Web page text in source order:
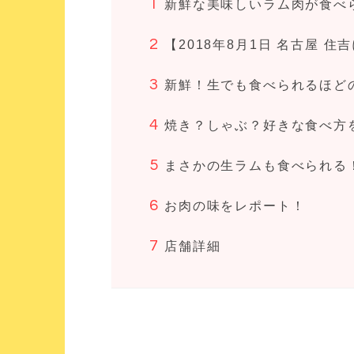
新鮮な美味しいラム肉が食
【2018年8月1日 名古屋 住
新鮮！生でも食べられるほど
焼き？しゃぶ？好きな食べ方
まさかの生ラムも食べられ
お肉の味をレポート！
店舗詳細